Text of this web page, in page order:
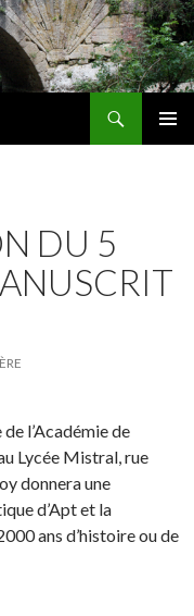
DU 5
l’Académie de
Lycée Mistral, rue
donnera une
d’Apt et la
ans d’histoire ou de